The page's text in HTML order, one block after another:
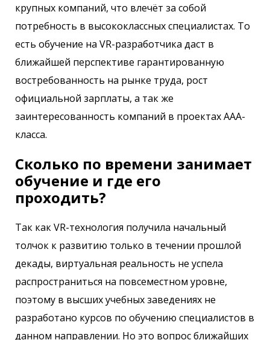
крупных компаний, что влечёт за собой
потребность в высококлассных специалистах. То
есть обучение на VR-разработчика даст в
ближайшей перспективе гарантированную
востребованность на рынке труда, рост
официальной зарплаты, а так же
заинтересованность компаний в проектах AAA-
класса.
Сколько по времени занимает
обучение и где его
проходить?
Так как VR-технология получила начальный
толчок к развитию только в течении прошлой
декады, виртуальная реальность не успела
распространиться на повсеместном уровне,
поэтому в высших учебных заведениях не
разработано курсов по обучению специалистов в
данном направлении. Но это вопрос ближайших